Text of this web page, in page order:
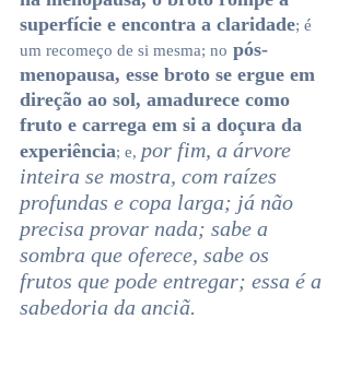
superfície e encontra a claridade; é
um recomeço de si mesma; no pós-
menopausa, esse broto se ergue em
direção ao sol, amadurece como
fruto e carrega em si a doçura da
experiência; e, por fim, a árvore
inteira se mostra, com raízes
profundas e copa larga; já não
precisa provar nada; sabe a
sombra que oferece, sabe os
frutos que pode entregar; essa é a
sabedoria da anciã.